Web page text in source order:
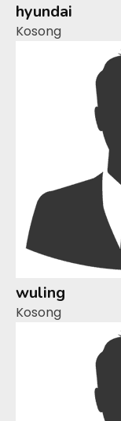
hyundai
Kosong
wuling
Kosong